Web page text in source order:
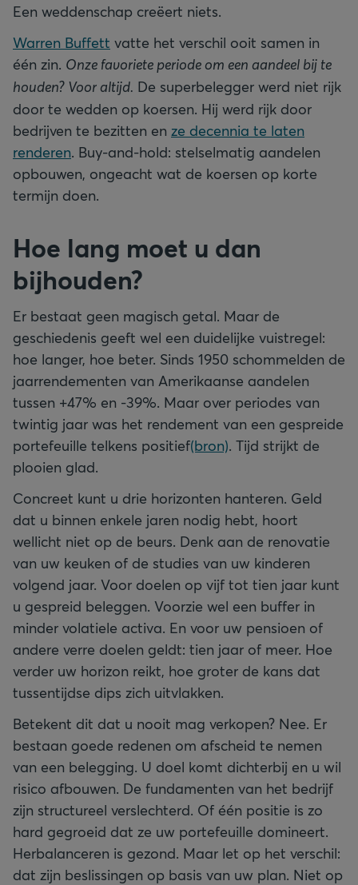
Een weddenschap creëert niets.
Warren Buffett vatte het verschil ooit samen in
één zin. Onze favoriete periode om een aandeel bij te
houden? Voor altijd. De superbelegger werd niet rijk
door te wedden op koersen. Hij werd rijk door
bedrijven te bezitten en ze decennia te laten
renderen. Buy-and-hold: stelselmatig aandelen
opbouwen, ongeacht wat de koersen op korte
termijn doen.
Hoe lang moet u dan
bijhouden?
Er bestaat geen magisch getal. Maar de
geschiedenis geeft wel een duidelijke vuistregel:
hoe langer, hoe beter. Sinds 1950 schommelden de
jaarrendementen van Amerikaanse aandelen
tussen +47% en -39%. Maar over periodes van
twintig jaar was het rendement van een gespreide
portefeuille telkens positief(bron). Tijd strijkt de
plooien glad.
Concreet kunt u drie horizonten hanteren. Geld
dat u binnen enkele jaren nodig hebt, hoort
wellicht niet op de beurs. Denk aan de renovatie
van uw keuken of de studies van uw kinderen
volgend jaar. Voor doelen op vijf tot tien jaar kunt
u gespreid beleggen. Voorzie wel een buffer in
minder volatiele activa. En voor uw pensioen of
andere verre doelen geldt: tien jaar of meer. Hoe
verder uw horizon reikt, hoe groter de kans dat
tussentijdse dips zich uitvlakken.
Betekent dit dat u nooit mag verkopen? Nee. Er
bestaan goede redenen om afscheid te nemen
van een belegging. U doel komt dichterbij en u wil
risico afbouwen. De fundamenten van het bedrijf
zijn structureel verslechterd. Of één positie is zo
hard gegroeid dat ze uw portefeuille domineert.
Herbalanceren is gezond. Maar let op het verschil:
dat zijn beslissingen op basis van uw plan. Niet op